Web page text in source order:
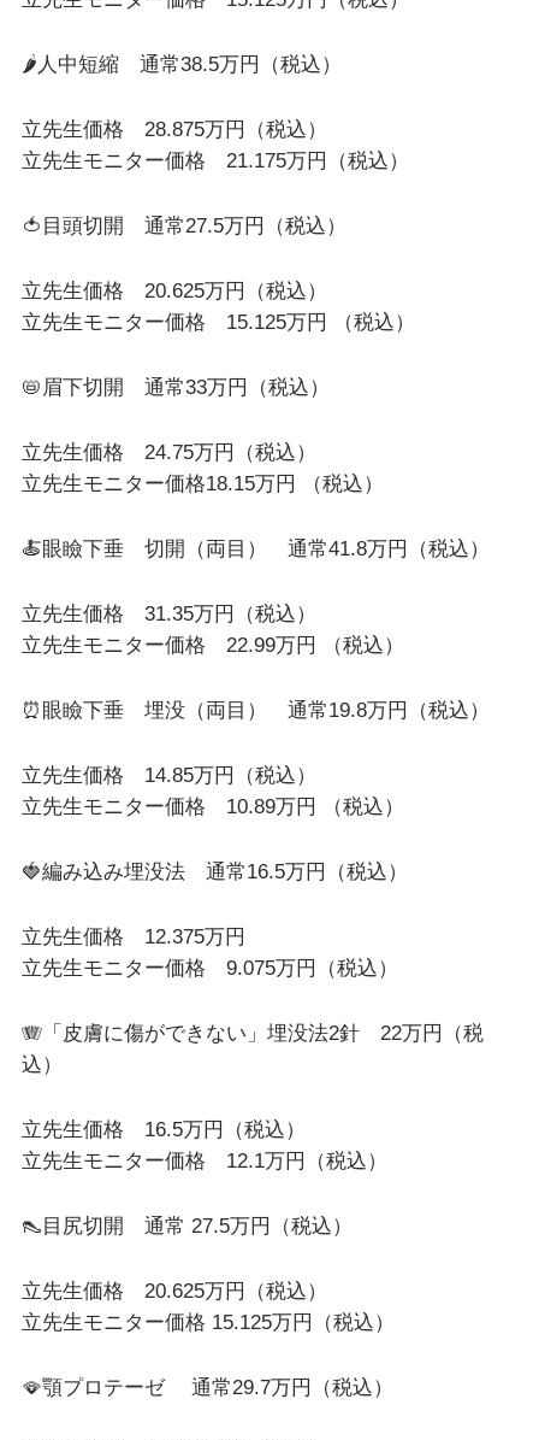
🌶️人中短縮 通常38.5万円（税込）
立先生価格 28.875万円（税込）
立先生モニター価格 21.175万円（税込）
🍅目頭切開 通常27.5万円（税込）
立先生価格 20.625万円（税込）
立先生モニター価格 15.125万円 （税込）
📛眉下切開 通常33万円（税込）
立先生価格 24.75万円（税込）
立先生モニター価格18.15万円 （税込）
🍝眼瞼下垂 切開（両目） 通常41.8万円（税込）
立先生価格 31.35万円（税込）
立先生モニター価格 22.99万円 （税込）
⏰眼瞼下垂 埋没（両目） 通常19.8万円（税込）
立先生価格 14.85万円（税込）
立先生モニター価格 10.89万円 （税込）
🍓編み込み埋没法 通常16.5万円（税込）
立先生価格 12.375万円
立先生モニター価格 9.075万円（税込）
🪗「皮膚に傷ができない」埋没法2針 22万円（税
込）
立先生価格 16.5万円（税込）
立先生モニター価格 12.1万円（税込）
👠目尻切開 通常 27.5万円（税込）
立先生価格 20.625万円（税込）
立先生モニター価格 15.125万円（税込）
🪭顎プロテーゼ 通常29.7万円（税込）